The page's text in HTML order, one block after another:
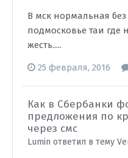
В мск нормальная без
подмосковье таи где
жесть.....
25 февраля, 2016
Как в Сбербанки
предложения по
через смс
Lumin ответил в тему